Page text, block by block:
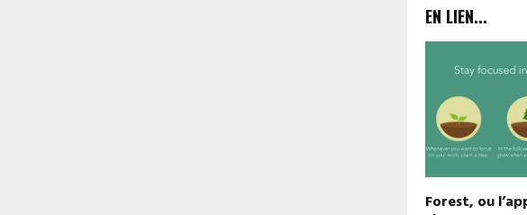
EN LIEN...
Forest, ou